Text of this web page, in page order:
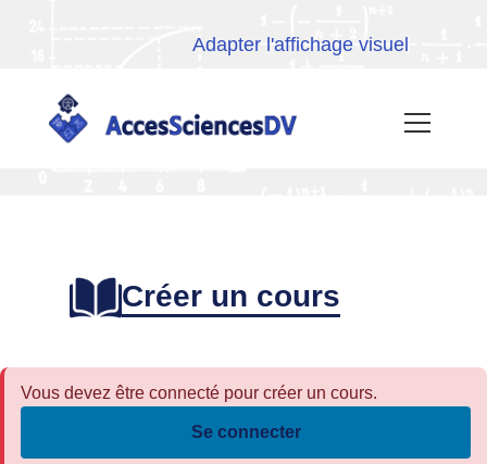
Adapter l'affichage visuel
AccesSciencesDV - Retour à la page d'accueil
Menu
Créer un cours
Vous devez être connecté pour créer un cours.
Se connecter